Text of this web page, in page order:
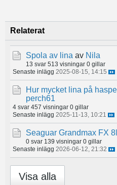
Relaterat
Spola av lina av Nila
13 svar 513 visningar 0 gillar
Senaste inlägg 2025-08-15, 14:15
Hur mycket lina på
perch61
4 svar 457 visningar 0 gillar
Senaste inlägg 2025-11-13, 10:21
Seaguar Grandmax FX
0 svar 139 visningar 0 gillar
Senaste inlägg 2026-06-12, 21:32
Visa alla